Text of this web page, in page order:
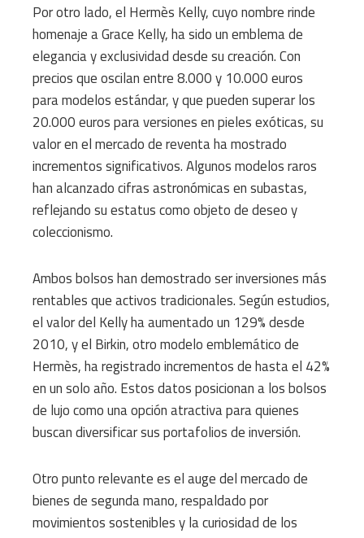
Por otro lado, el Hermès Kelly, cuyo nombre rinde
homenaje a Grace Kelly, ha sido un emblema de
elegancia y exclusividad desde su creación. Con
precios que oscilan entre 8.000 y 10.000 euros
para modelos estándar, y que pueden superar los
20.000 euros para versiones en pieles exóticas, su
valor en el mercado de reventa ha mostrado
incrementos significativos. Algunos modelos raros
han alcanzado cifras astronómicas en subastas,
reflejando su estatus como objeto de deseo y
coleccionismo.​
Ambos bolsos han demostrado ser inversiones más
rentables que activos tradicionales. Según estudios,
el valor del Kelly ha aumentado un 129% desde
2010, y el Birkin, otro modelo emblemático de
Hermès, ha registrado incrementos de hasta el 42%
en un solo año. Estos datos posicionan a los bolsos
de lujo como una opción atractiva para quienes
buscan diversificar sus portafolios de inversión.​
Otro punto relevante es el auge del mercado de
bienes de segunda mano, respaldado por
movimientos sostenibles y la curiosidad de los